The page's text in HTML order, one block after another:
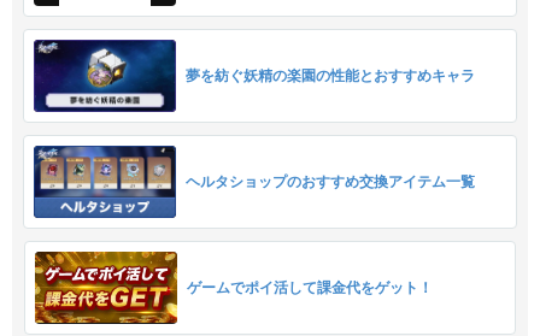
夢を紡ぐ妖精の楽園の性能とおすすめキャラ
ヘルタショップのおすすめ交換アイテム一覧
ゲームでポイ活して課金代をゲット！